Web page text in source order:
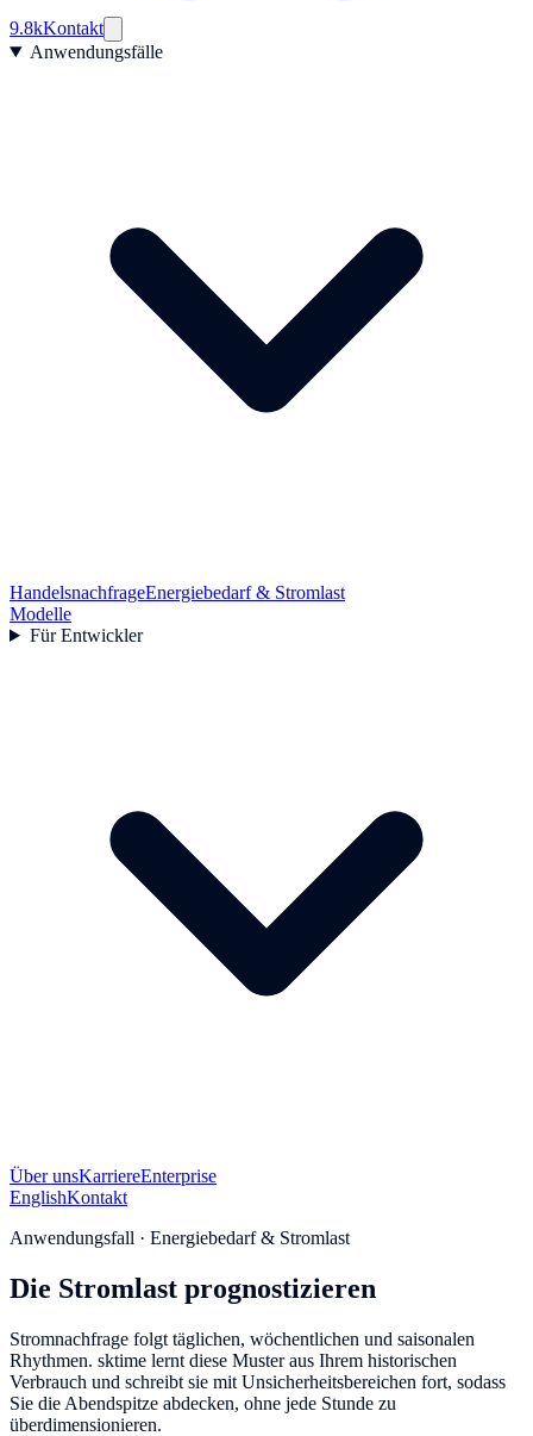
9.8kKontakt
Anwendungsfälle
HandelsnachfrageEnergiebedarf & Stromlast
Modelle
Für Entwickler
Über unsKarriereEnterprise
EnglishKontakt
Anwendungsfall · Energiebedarf & Stromlast
Die Stromlast prognostizieren
Stromnachfrage folgt täglichen, wöchentlichen und saisonalen
Rhythmen. sktime lernt diese Muster aus Ihrem historischen
Verbrauch und schreibt sie mit Unsicherheitsbereichen fort, sodass
Sie die Abendspitze abdecken, ohne jede Stunde zu
überdimensionieren.